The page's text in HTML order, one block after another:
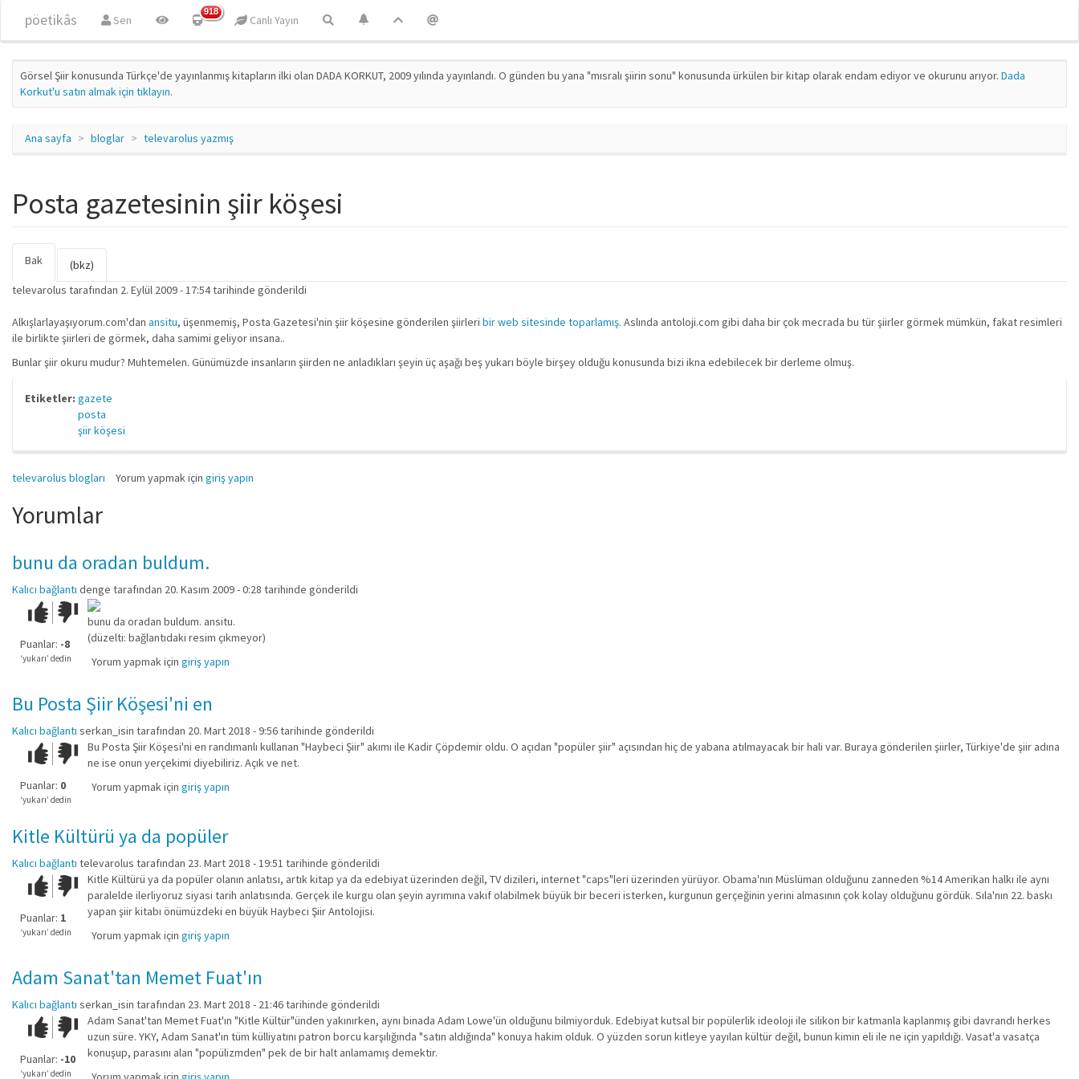
pöetikâs Sen
918
Canlı Yayın
Görsel Şiir konusunda Türkçe'de yayınlanmış kitapların ilki olan DADA KORKUT, 2009 yılında yayınlandı. O günden bu yana "mısralı şiirin sonu" konusunda ürkülen bir kitap olarak endam ediyor ve okurunu arıyor. Dada
Korkut'u satın almak için tıklayın.
Ana sayfa bloglar televarolus yazmış
Posta gazetesinin şiir köşesi
Birincil sekmeler
Bak
sekme)
(bkz)
televarolus tarafından 2. Eylül 2009 - 17:54 tarihinde gönderildi
Alkışlarlayaşıyorum.com'dan ansitu, üşenmemiş, Posta Gazetesi'nin şiir köşesine gönderilen şiirleri bir web sitesinde toparlamış. Aslında antoloji.com gibi daha bir çok mecrada bu tür şiirler görmek mümkün, fakat resimleri
ile birlikte şiirleri de görmek, daha samimi geliyor insana..
Bunlar şiir okuru mudur? Muhtemelen. Günümüzde insanların şiirden ne anladıkları şeyin üç aşağı beş yukarı böyle birşey olduğu konusunda bizi ikna edebilecek bir derleme olmuş.
Etiketler: gazete
posta
şiir köşesi
televarolus blogları Yorum yapmak için giriş yapın
Yorumlar
bunu da oradan buldum.
Kalıcı bağlantı denge tarafından 20. Kasım 2009 - 0:28 tarihinde gönderildi
Çok iyi!O
kadar
iyi
değil!
Puanlar: -8
‘yukarı’ dedin
bunu da oradan buldum. ansitu.
(düzelti: bağlantıdaki resim çıkmeyor)
Yorum yapmak için giriş yapın
Bu Posta Şiir Köşesi'ni en
Kalıcı bağlantı serkan_isin tarafından 20. Mart 2018 - 9:56 tarihinde gönderildi
Çok iyi!O
kadar
iyi
değil!
Puanlar: 0
‘yukarı’ dedin
Bu Posta Şiir Köşesi'ni en randımanlı kullanan "Haybeci Şiir" akımı ile Kadir Çöpdemir oldu. O açıdan "popüler şiir" açısından hiç de yabana atılmayacak bir hali var. Buraya gönderilen şiirler, Türkiye'de şiir adına
ne ise onun yerçekimi diyebiliriz. Açık ve net.
Yorum yapmak için giriş yapın
Kitle Kültürü ya da popüler
Kalıcı bağlantı televarolus tarafından 23. Mart 2018 - 19:51 tarihinde gönderildi
Çok iyi!O
kadar
iyi
değil!
Puanlar: 1
‘yukarı’ dedin
Kitle Kültürü ya da popüler olanın anlatısı, artık kitap ya da edebiyat üzerinden değil, TV dizileri, internet "caps"leri üzerinden yürüyor. Obama'nın Müslüman olduğunu zanneden %14 Amerikan halkı ile aynı
paralelde ilerliyoruz siyasi tarih anlatısında. Gerçek ile kurgu olan şeyin ayrımına vakıf olabilmek büyük bir beceri isterken, kurgunun gerçeğinin yerini almasının çok kolay olduğunu gördük. Sıla'nın 22. baskı
yapan şiir kitabı önümüzdeki en büyük Haybeci Şiir Antolojisi.
Yorum yapmak için giriş yapın
Adam Sanat'tan Memet Fuat'ın
Kalıcı bağlantı serkan_isin tarafından 23. Mart 2018 - 21:46 tarihinde gönderildi
Çok iyi!O
kadar
iyi
değil!
Puanlar: -10
‘yukarı’ dedin
Adam Sanat'tan Memet Fuat'ın "Kitle Kültür"ünden yakınırken, aynı binada Adam Lowe'ün olduğunu bilmiyorduk. Edebiyat kutsal bir popülerlik ideoloji ile silikon bir katmanla kaplanmış gibi davrandı herkes
uzun süre. YKY, Adam Sanat'ın tüm külliyatını patron borcu karşılığında "satın aldığında" konuya hakim olduk. O yüzden sorun kitleye yayılan kültür değil, bunun kimin eli ile ne için yapıldığı. Vasat'a vasatça
konuşup, parasını alan "popülizmden" pek de bir halt anlamamış demektir.